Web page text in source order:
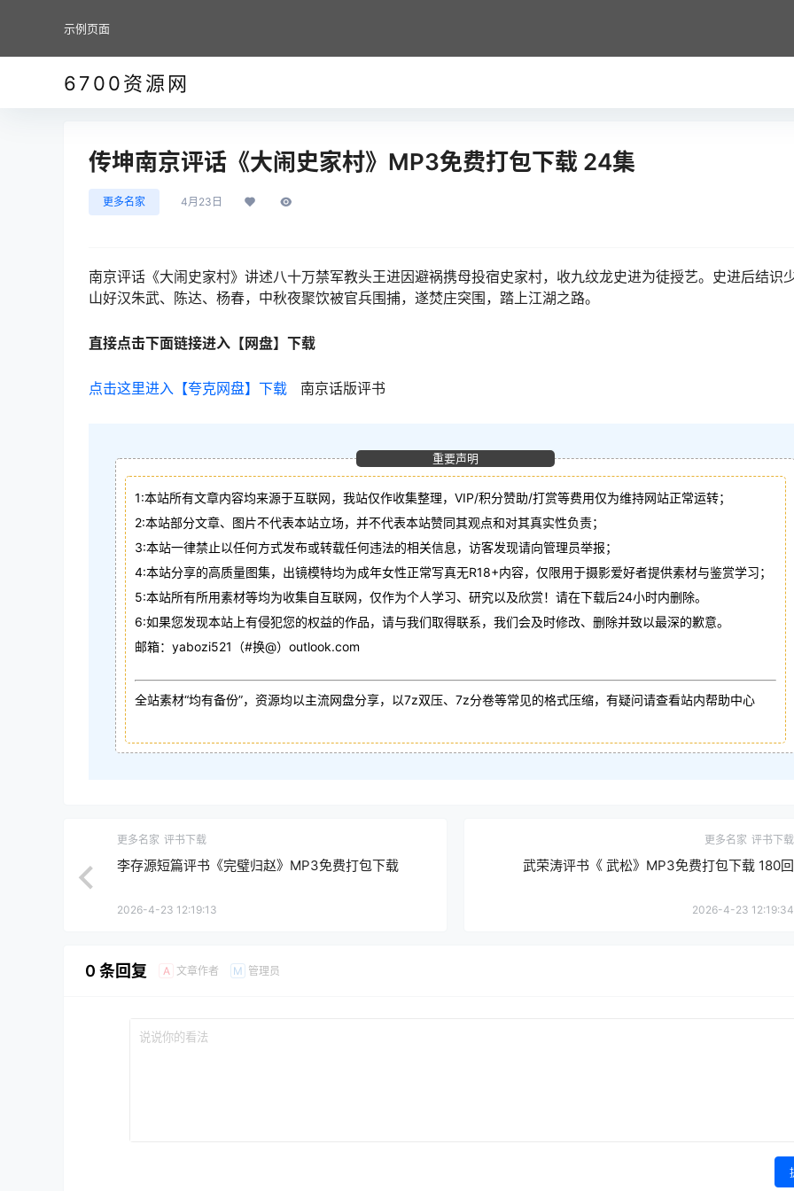
示例页面
6700资源网
传坤南京评话《大闹史家村》MP3免费打包下载 24集
更多名家 4月23日
南京评话《大闹史家村》讲述八十万禁军教头王进因避祸携母投宿史家村，收九纹龙史进为徒授艺。史进后结识
山好汉朱武、陈达、杨春，中秋夜聚饮被官兵围捕，遂焚庄突围，踏上江湖之路。
直接点击下面链接进入【网盘】下载
点击这里进入【夸克网盘】下载 南京话版评书
重要声明
1:本站所有文章内容均来源于互联网，我站仅作收集整理，VIP/积分赞助/打赏等费用仅为维持网站正常运转；
2:本站部分文章、图片不代表本站立场，并不代表本站赞同其观点和对其真实性负责；
3:本站一律禁止以任何方式发布或转载任何违法的相关信息，访客发现请向管理员举报；
4:本站分享的高质量图集，出镜模特均为成年女性正常写真无R18+内容，仅限用于摄影爱好者提供素材与鉴赏学习；
5:本站所有所用素材等均为收集自互联网，仅作为个人学习、研究以及欣赏！请在下载后24小时内删除。
6:如果您发现本站上有侵犯您的权益的作品，请与我们取得联系，我们会及时修改、删除并致以最深的歉意。
邮箱：yabozi521（#换@）outlook.com
全站素材“均有备份”，资源均以主流网盘分享，以7z双压、7z分卷等常见的格式压缩，有疑问请查看站内帮助中心
更多名家 评书下载
李存源短篇评书《完璧归赵》MP3免费打包下载
2026-4-23 12:19:13
更多名家 评书下载
武荣涛评书《 武松》MP3免费打包下载 180回
2026-4-23 12:19:34
0 条回复 A 文章作者 M 管理员